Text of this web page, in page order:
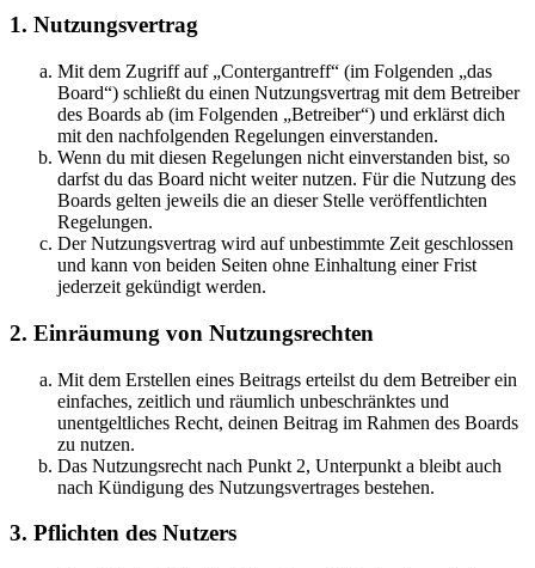
1. Nutzungsvertrag
Mit dem Zugriff auf „Contergantreff“ (im Folgenden „das
Board“) schließt du einen Nutzungsvertrag mit dem Betreiber
des Boards ab (im Folgenden „Betreiber“) und erklärst dich
mit den nachfolgenden Regelungen einverstanden.
Wenn du mit diesen Regelungen nicht einverstanden bist, so
darfst du das Board nicht weiter nutzen. Für die Nutzung des
Boards gelten jeweils die an dieser Stelle veröffentlichten
Regelungen.
Der Nutzungsvertrag wird auf unbestimmte Zeit geschlossen
und kann von beiden Seiten ohne Einhaltung einer Frist
jederzeit gekündigt werden.
2. Einräumung von Nutzungsrechten
Mit dem Erstellen eines Beitrags erteilst du dem Betreiber ein
einfaches, zeitlich und räumlich unbeschränktes und
unentgeltliches Recht, deinen Beitrag im Rahmen des Boards
zu nutzen.
Das Nutzungsrecht nach Punkt 2, Unterpunkt a bleibt auch
nach Kündigung des Nutzungsvertrages bestehen.
3. Pflichten des Nutzers